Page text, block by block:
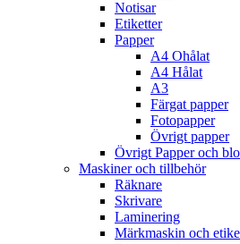
Notisar
Etiketter
Papper
A4 Ohålat
A4 Hålat
A3
Färgat papper
Fotopapper
Övrigt papper
Övrigt Papper och
Maskiner och tillbehör
Räknare
Skrivare
Laminering
Märkmaskin och